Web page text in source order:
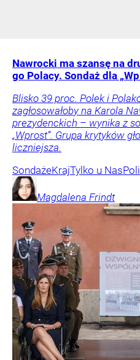
Nawrocki ma szansę na
go Polacy. Sondaż dla
Blisko 39 proc. Polek i
zagłosowałoby na Karola
prezydenckich – wynika z
„Wprost”. Grupa krytyków
liczniejsza.
SondażeKrajTylko u Nas
Magdalena Frindt